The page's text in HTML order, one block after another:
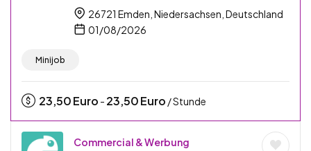
26721 Emden, Niedersachsen, Deutschland
01/08/2026
Minijob
23,50Euro - 23,50Euro / Stunde
Commercial & Werbung